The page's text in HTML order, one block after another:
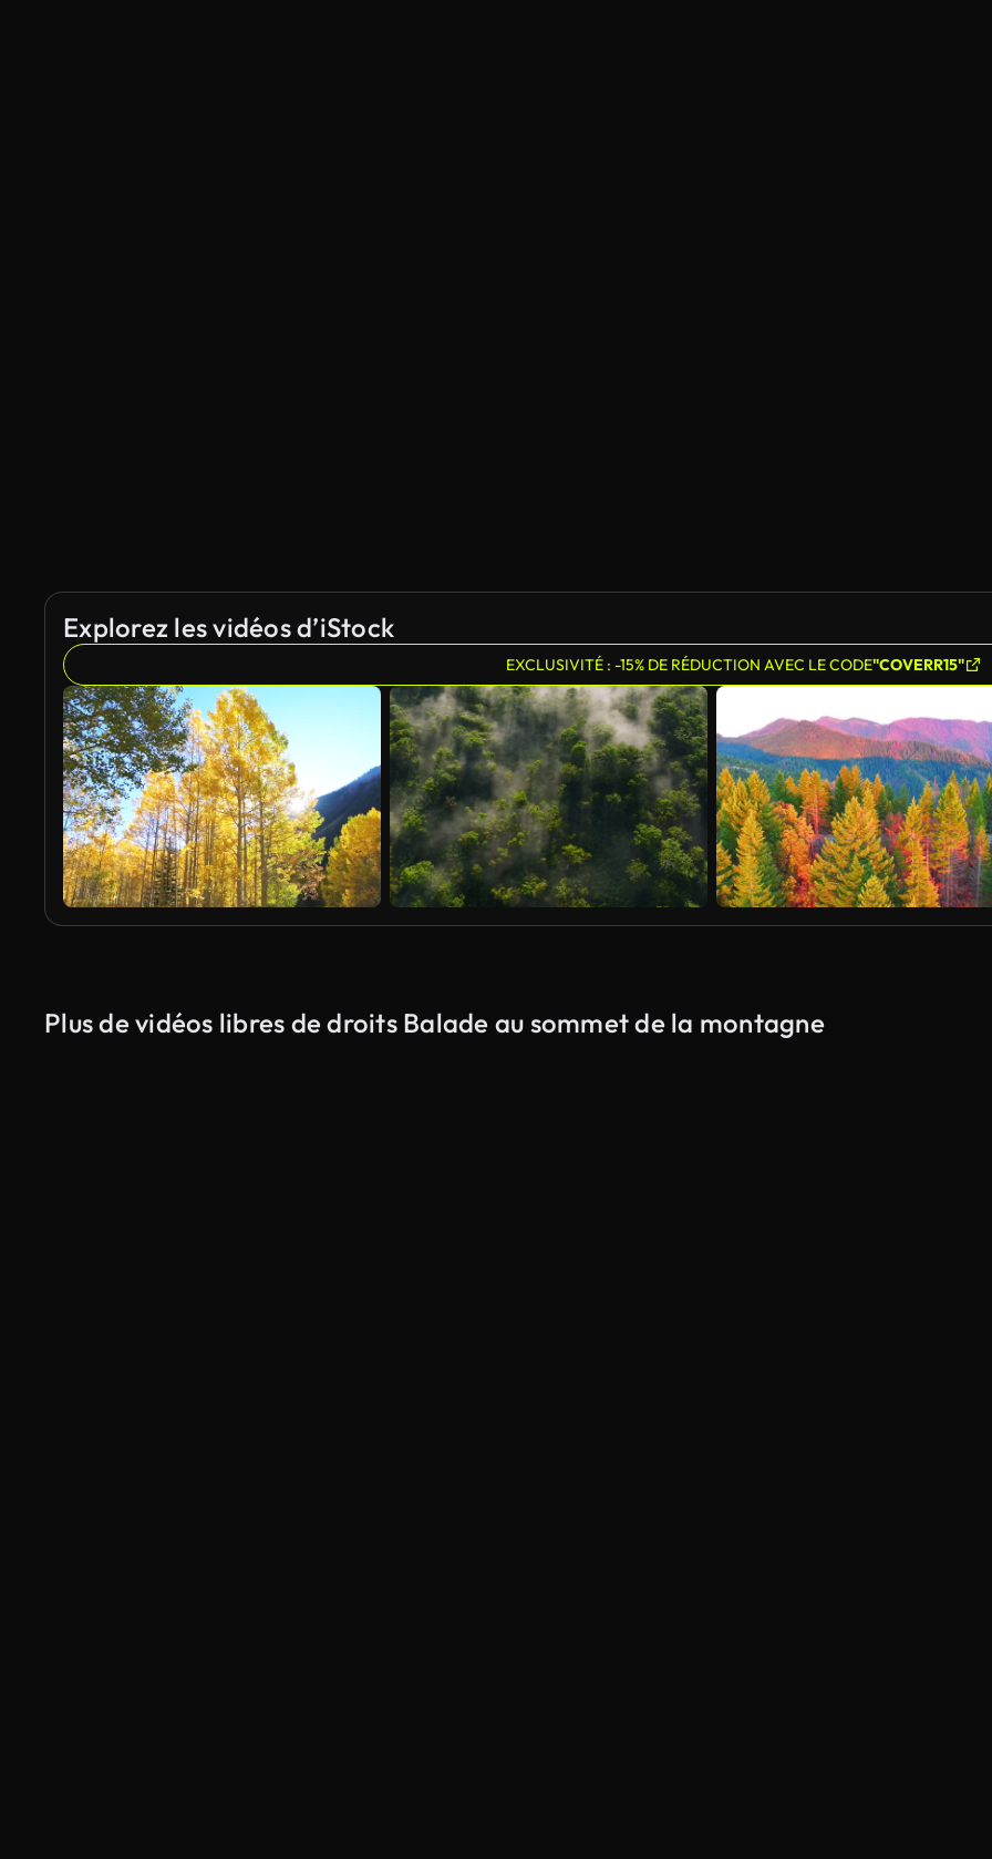
Explorez les vidéos d’iStock
EXCLUSIVITÉ : -15% DE RÉDUCTION AVEC LE CODE"COVERR15"
Plus de vidéos libres de droits Balade au sommet de la montagne